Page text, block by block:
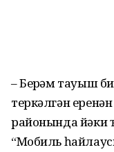
– Берҙәм тауыш
теркәлгән
районында йәки
“Мобиль